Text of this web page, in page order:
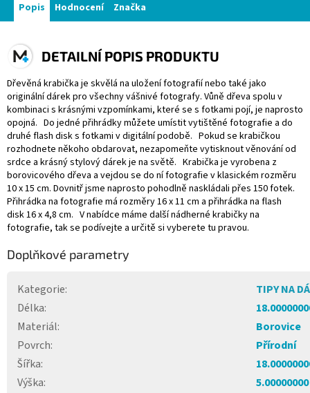
Popis Hodnocení Značka
DETAILNÍ POPIS PRODUKTU
Dřevěná krabička je skvělá na uložení fotografií nebo také jako
originální dárek pro všechny vášnivé fotografy. Vůně dřeva spolu v
kombinaci s krásnými vzpomínkami, které se s fotkami pojí, je naprosto
opojná. Do jedné přihrádky můžete umístit vytištěné fotografie a do
druhé flash disk s fotkami v digitální podobě. Pokud se krabičkou
rozhodnete někoho obdarovat, nezapomeňte vytisknout věnování od
srdce a krásný stylový dárek je na světě. Krabička je vyrobena z
borovicového dřeva a vejdou se do ní fotografie v klasickém rozměru
10 x 15 cm. Dovnitř jsme naprosto pohodlně naskládali přes 150 fotek.
Přihrádka na fotografie má rozměry 16 x 11 cm a přihrádka na flash
disk 16 x 4,8 cm. V nabídce máme další nádherné krabičky na
fotografie, tak se podívejte a určitě si vyberete tu pravou.
Doplňkové parametry
Kategorie:
TIPY NA
Délka:
Materiál:
Borovice
Povrch:
Přírodní
Šířka:
Výška:
5.00000000